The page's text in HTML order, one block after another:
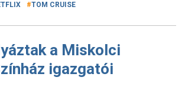
TOM CRUISE
a Miskolci
igazgatói